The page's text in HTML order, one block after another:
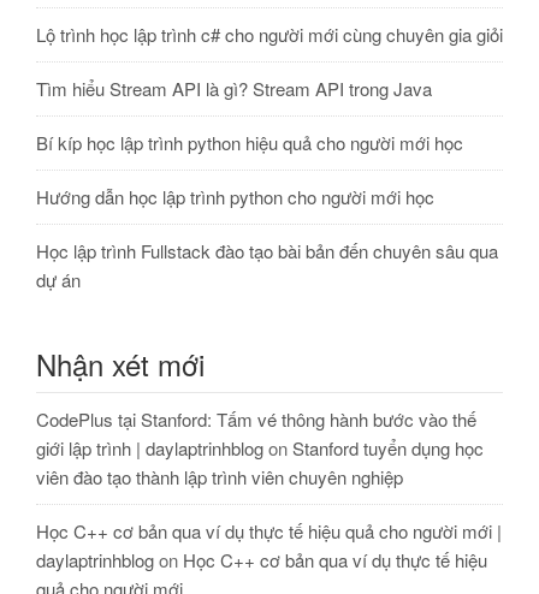
Lộ trình học lập trình c# cho người mới cùng chuyên gia giỏi
Tìm hiểu Stream API là gì? Stream API trong Java
Bí kíp học lập trình python hiệu quả cho người mới học
Hướng dẫn học lập trình python cho người mới học
Học lập trình Fullstack đào tạo bài bản đến chuyên sâu qua
dự án
Nhận xét mới
CodePlus tại Stanford: Tấm vé thông hành bước vào thế
giới lập trình | daylaptrinhblogonStanford tuyển dụng học
viên đào tạo thành lập trình viên chuyên nghiệp
Học C++ cơ bản qua ví dụ thực tế hiệu quả cho người mới |
daylaptrinhblogon Học C++ cơ bản qua ví dụ thực tế hiệu
quả cho người mới